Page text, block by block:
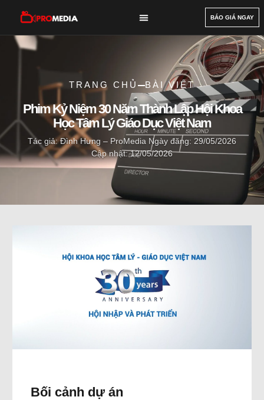
BÁO GIÁ NGAY
Phim Kỷ Niệm 30 Năm Thành Lập Hội Khoa
Học Tâm Lý Giáo Dục Việt Nam
Tác giả: Đình Hưng – ProMedia Ngày đăng: 29/05/2026
Cập nhật: 12/05/2026
TRANG CHỦ BÀI VIẾT
Bối cảnh dự án